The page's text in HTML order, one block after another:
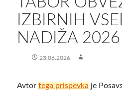
IZBIRNIH
NADIŽA 2026
23.06.2026
Avtor tega prispevka je